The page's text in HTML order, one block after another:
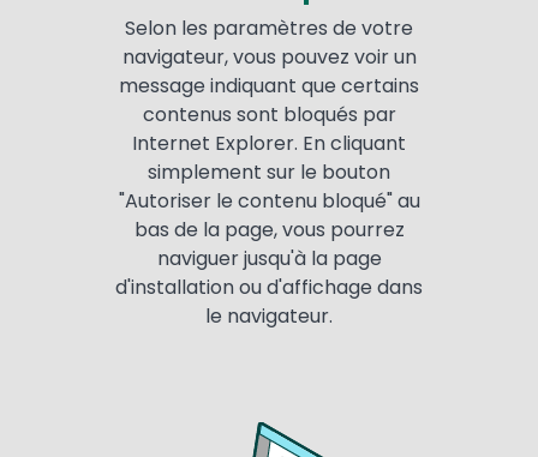
Selon les paramètres de votre
navigateur, vous pouvez voir un
message indiquant que certains
contenus sont bloqués par
Internet Explorer. En cliquant
simplement sur le bouton
"Autoriser le contenu bloqué" au
bas de la page, vous pourrez
naviguer jusqu'à la page
d'installation ou d'affichage dans
le navigateur.